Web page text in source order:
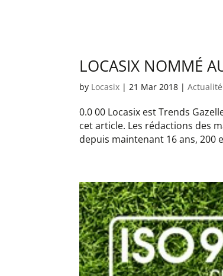
LOCASIX NOMMÉ
by Locasix |21 Mar 2018 |Actualité
0.0 00 Locasix est Trends
cet article. Les rédactions des
depuis maintenant 16 ans, 200